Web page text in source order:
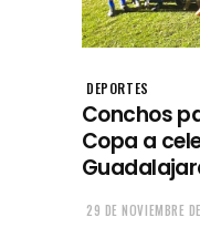
DEPORTES
Conchos
Copa a
29 DE NOVIEMBRE